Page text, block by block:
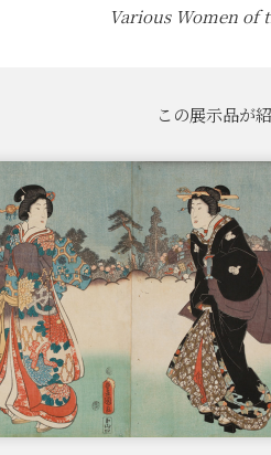
Various Women of
この展示品が